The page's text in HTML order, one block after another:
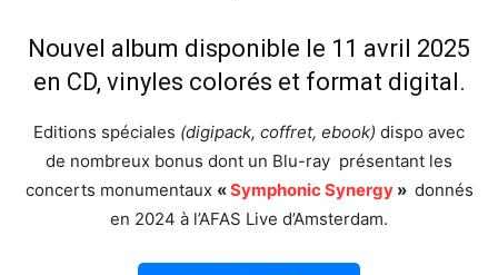
Nouvel album disponible le 11 avril 2025
en CD, vinyles colorés et format digital.
Editions spéciales (digipack, coffret, ebook) dispo avec
de nombreux bonus dont un Blu-ray présentant les
concerts monumentaux «SymphonicSynergy » donnés
en 2024 à l’AFAS Live d’Amsterdam.